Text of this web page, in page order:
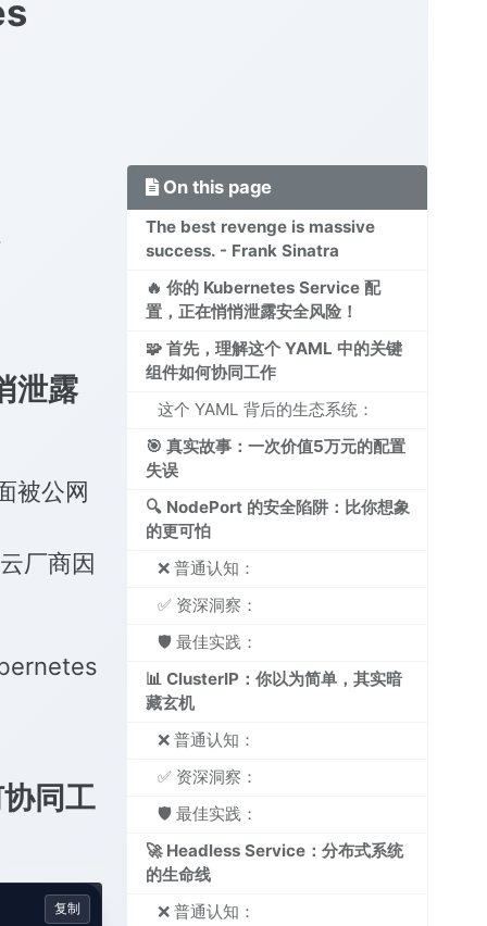
On this page
The best revenge is massive
success. - Frank Sinatra
🔥 你的 Kubernetes Service 配
置，正在悄悄泄露安全风险！
🧩 首先，理解这个 YAML 中的关键
组件如何协同工作
这个 YAML 背后的生态系统：
🎯 真实故事：一次价值5万元的配置
失误
🔍 NodePort 的安全陷阱：比你想象
的更可怕
❌ 普通认知：
✅ 资深洞察：
🛡️ 最佳实践：
📊 ClusterIP：你以为简单，其实暗
藏玄机
❌ 普通认知：
✅ 资深洞察：
🛡️ 最佳实践：
🚀 Headless Service：分布式系统
的生命线
❌ 普通认知：
泄露
被公网
厂商因
同工
复制